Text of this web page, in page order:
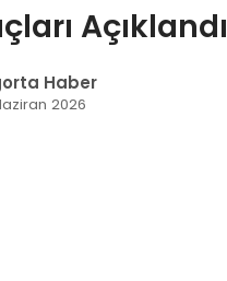
Açıklandı
Haber
2026